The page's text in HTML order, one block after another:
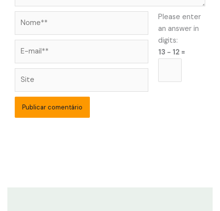
mail**
Please enter
an answer in
digits:
13 − 12 =